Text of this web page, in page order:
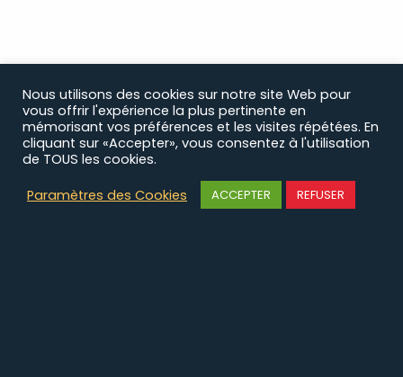
Nous utilisons des cookies sur notre site Web pour
vous offrir l'expérience la plus pertinente en
mémorisant vos préférences et les visites répétées. En
cliquant sur «Accepter», vous consentez à l'utilisation
de TOUS les cookies.
Paramètres des Cookies
ACCEPTER REFUSER